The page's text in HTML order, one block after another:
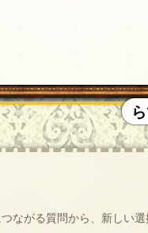
がる質問から、新しい選